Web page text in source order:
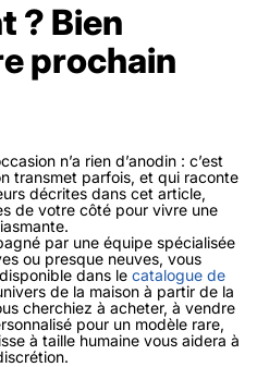
? Bien
prochain
n’a rien d’anodin : c’est
transmet parfois, et qui raconte
décrites dans cet article,
de votre côté pour vivre une
par une équipe spécialisée
ou presque neuves, vous
dans le catalogue de
de la maison à partir de la
cherchiez à acheter, à vendre
pour un modèle rare,
à taille humaine vous aidera à